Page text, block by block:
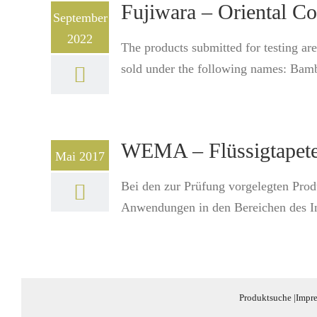
September
2022
Fujiwara – Oriental
The products submitted for testing
sold under the following names:
Mai 2017 WEMA –
Bei den zur Prüfung vorgelegten
Anwendungen in den Bereichen des
Produktsuche|